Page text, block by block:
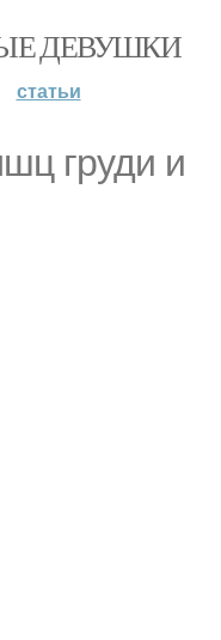
ДЕВУШКИ
статьи
груди и